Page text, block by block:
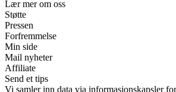
Lær mer om oss
Støtte
Pressen
Forfremmelse
Min side
Mail nyheter
Affiliate
Send et tips
Vi samler inn data via informasjonskapsler